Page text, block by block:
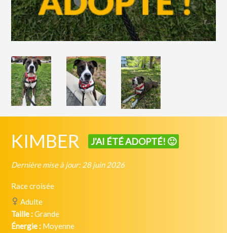
KIMBER J'AI ÉTÉ ADOPTÉ! 🙂
Dernière mise à jour: 28 juin 2026
Race croisée
Adulte
Taille :Grande
Énergie : Moyenne